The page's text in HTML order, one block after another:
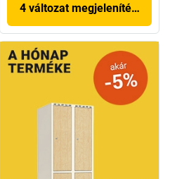
4 változat megjelenítése